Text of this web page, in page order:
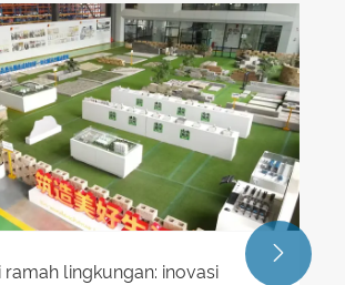
ramah lingkungan: inovasi
